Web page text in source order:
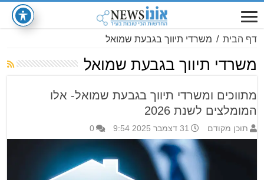
דף הבית / משרדי תיווך בגבעת שמואל
משרדי תיווך בגבעת שמואל
מתווכים ומשרדי תיווך בגבעת שמואל- אלו
המומלצים לשנת 2026
תוכן מקודם 31 דצמבר 2025 9:54 0